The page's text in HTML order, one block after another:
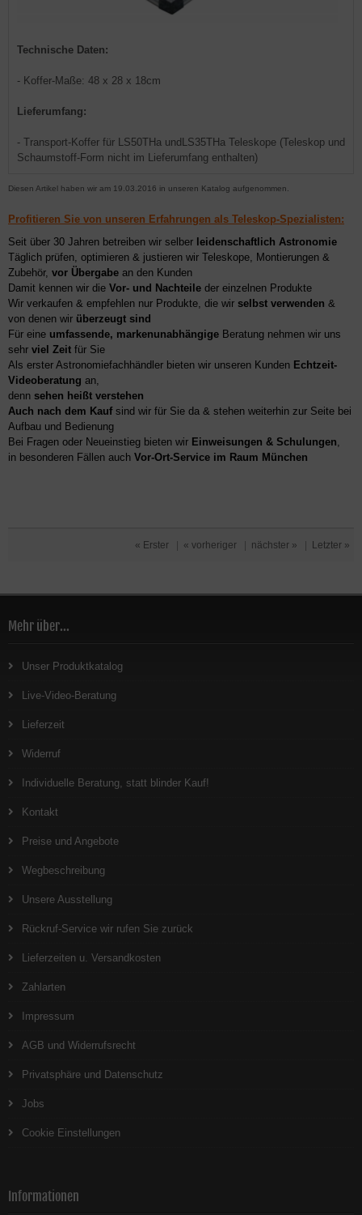
Technische Daten:
- Koffer-Maße: 48 x 28 x 18cm
Lieferumfang:
- Transport-Koffer für LS50THa undLS35THa Teleskope (Teleskop und
Schaumstoff-Form nicht im Lieferumfang enthalten)
Diesen Artikel haben wir am 19.03.2016 in unseren Katalog aufgenommen.
Profitieren Sie von unseren Erfahrungen als Teleskop-Spezialisten:
Seit über 30 Jahren betreiben wir selber leidenschaftlich Astronomie
Täglich prüfen, optimieren & justieren wir Teleskope, Montierungen &
Zubehör, vor Übergabe an den Kunden
Damit kennen wir die Vor- und Nachteile der einzelnen Produkte
Wir verkaufen & empfehlen nur Produkte, die wir selbst verwenden &
von denen wir überzeugt sind
Für eine umfassende, markenunabhängige Beratung nehmen wir uns
sehr viel Zeit für Sie
Als erster Astronomiefachhändler bieten wir unseren Kunden Echtzeit-
Videoberatung an,
denn sehen heißt verstehen
Auch nach dem Kaufsind wir für Sie da & stehen weiterhin zur Seite bei
Aufbau und Bedienung
Bei Fragen oder Neueinstieg bieten wir Einweisungen & Schulungen,
in besonderen Fällen auch Vor-Ort-Service im Raum München
« Erster « vorheriger nächster » Letzter »
Mehr über...
Unser Produktkatalog
Live-Video-Beratung
Lieferzeit
Widerruf
Individuelle Beratung, statt blinder Kauf!
Kontakt
Preise und Angebote
Wegbeschreibung
Unsere Ausstellung
Rückruf-Service wir rufen Sie zurück
Lieferzeiten u. Versandkosten
Zahlarten
Impressum
AGB und Widerrufsrecht
Privatsphäre und Datenschutz
Jobs
Cookie Einstellungen
Informationen